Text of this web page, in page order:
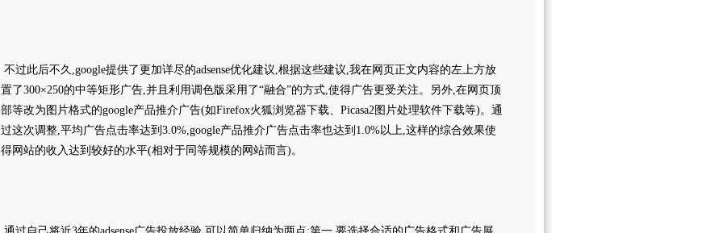
不过此后不久,google提供了更加详尽的adsense优化建议,根据这些建议,我在网页正文内容的左上方放
置了300×250的中等矩形广告,并且利用调色版采用了“融合”的方式,使得广告更受关注。另外,在网页顶
部等改为图片格式的google产品推介广告(如Firefox火狐浏览器下载、Picasa2图片处理软件下载等)。通
过这次调整,平均广告点击率达到3.0%,google产品推介广告点击率也达到1.0%以上,这样的综合效果使
得网站的收入达到较好的水平(相对于同等规模的网站而言)。